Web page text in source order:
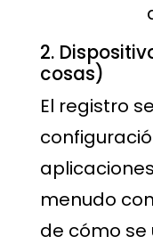
2.
cosas)
El registro
menudo
de cómo se